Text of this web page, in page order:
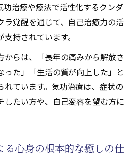
功治療や療法で活性化するクンダ
ラ覚醒を通じて、自己治癒力の活
持されています。
からは、「長年の痛みから解放さ
った」「生活の質が向上した」と
れています。気功治療は、症状の
したい方や、自己変容を望む方に
る心身の根本的な癒しの仕